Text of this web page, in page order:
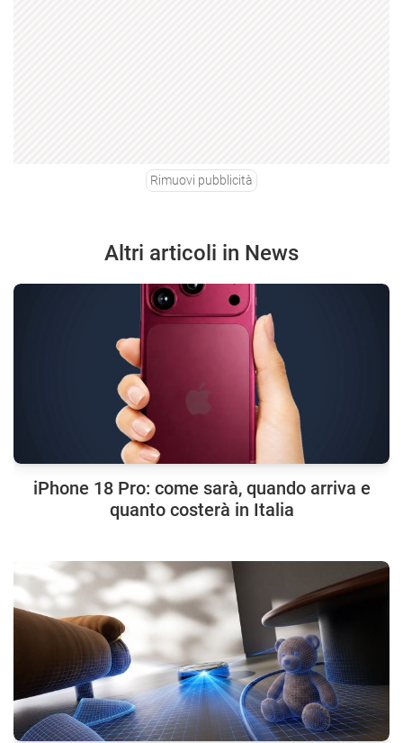
Rimuovi pubblicità
Altri articoli in News
iPhone 18 Pro: come sarà, quando arriva e
quanto costerà in Italia